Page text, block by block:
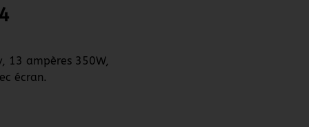
13 ampères 350W,
écran.